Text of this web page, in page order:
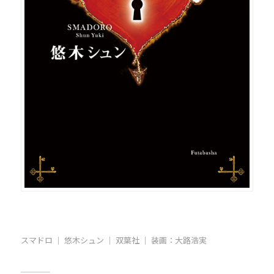
スマドロ ｜ 悠木シュン ｜ 双葉社 ｜ 装画：大路浩実